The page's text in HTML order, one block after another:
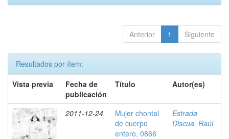
Anterior 1 Siguiente
Resultados por ítem:
Vista previa
Fecha de
publicación
Título Autor(es)
2011-12-24
Mujer chontal
de cuerpo
entero, 0866
Estrada
Discua, Raúl